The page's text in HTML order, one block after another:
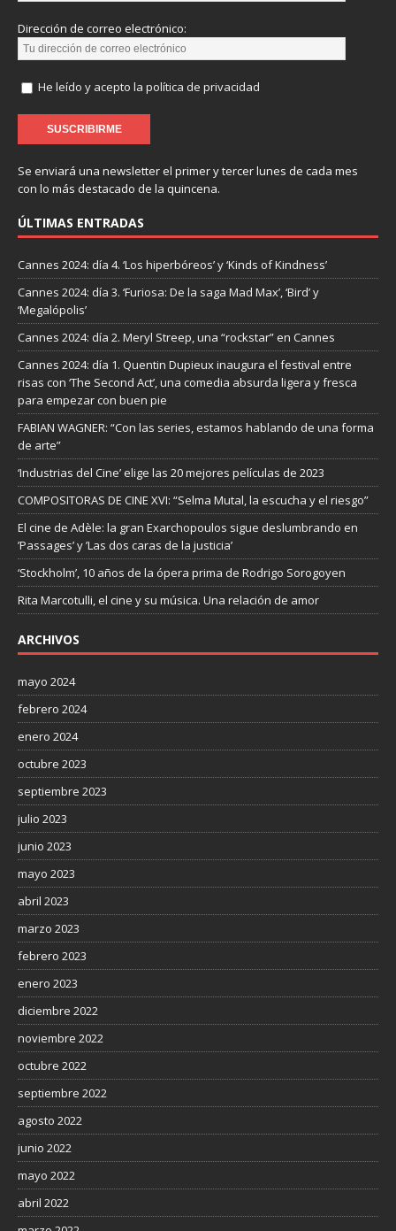
Dirección de correo electrónico:
He leído y acepto la política de privacidad
Se enviará una newsletter el primer y tercer lunes de cada mes
con lo más destacado de la quincena.
ÚLTIMAS ENTRADAS
Cannes 2024: día 4. ‘Los hiperbóreos’ y ‘Kinds of Kindness’
Cannes 2024: día 3. ‘Furiosa: De la saga Mad Max’, ‘Bird’ y
‘Megalópolis’
Cannes 2024: día 2. Meryl Streep, una “rockstar” en Cannes
Cannes 2024: día 1. Quentin Dupieux inaugura el festival entre
risas con ‘The Second Act’, una comedia absurda ligera y fresca
para empezar con buen pie
FABIAN WAGNER: “Con las series, estamos hablando de una forma
de arte”
‘Industrias del Cine’ elige las 20 mejores películas de 2023
COMPOSITORAS DE CINE XVI: “Selma Mutal, la escucha y el riesgo”
El cine de Adèle: la gran Exarchopoulos sigue deslumbrando en
’Passages’ y ’Las dos caras de la justicia’
‘Stockholm’, 10 años de la ópera prima de Rodrigo Sorogoyen
Rita Marcotulli, el cine y su música. Una relación de amor
ARCHIVOS
mayo 2024
febrero 2024
enero 2024
octubre 2023
septiembre 2023
julio 2023
junio 2023
mayo 2023
abril 2023
marzo 2023
febrero 2023
enero 2023
diciembre 2022
noviembre 2022
octubre 2022
septiembre 2022
agosto 2022
junio 2022
mayo 2022
abril 2022